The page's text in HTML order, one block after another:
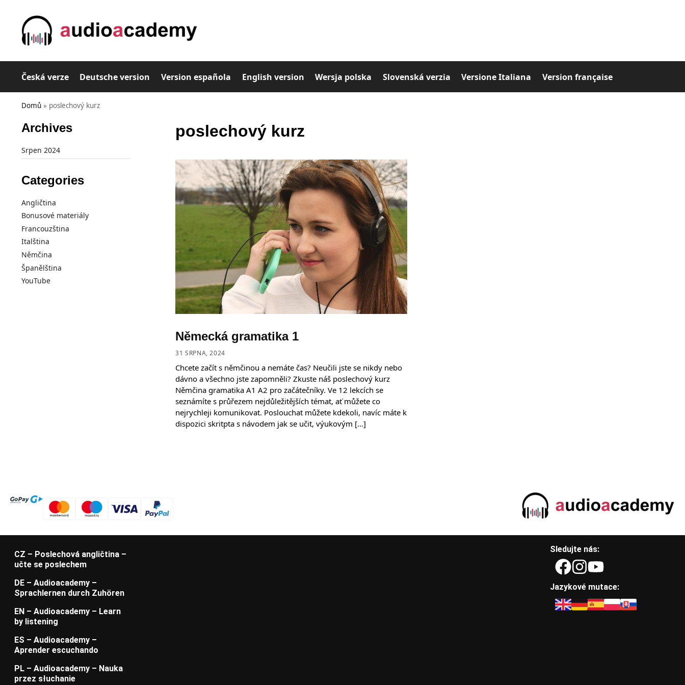
Česká verze Deutsche version Version española English version Wersja polska Slovenská verzia Versione Italiana Version française
Domů» poslechový kurz
poslechový kurz
Německá gramatika 1
31 SRPNA, 2024
Chcete začít s němčinou a nemáte čas? Neučili jste se nikdy nebo
dávno a všechno jste zapomněli? Zkuste náš poslechový kurz
Němčina gramatika A1 A2 pro začátečníky. Ve 12 lekcích se
seznámíte s průřezem nejdůležitějších témat, ať můžete co
nejrychleji komunikovat. Poslouchat můžete kdekoli, navíc máte k
dispozici skritpta s návodem jak se učit, výukovým […]
Archives
Srpen 2024
Categories
Angličtina
Bonusové materiály
Francouzština
Italština
Němčina
Španělština
YouTube
CZ – Poslechová angličtina –
učte se poslechem
DE – Audioacademy –
Sprachlernen durch Zuhören
EN – Audioacademy – Learn
by listening
ES – Audioacademy –
Aprender escuchando
PL – Audioacademy – Nauka
przez słuchanie
Sledujte nás:
Jazykové mutace: